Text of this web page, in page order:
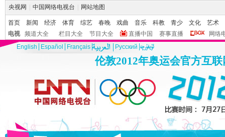
央视网 中国网络电视台 网站地图
首页 新闻 经济 体育 综艺 春晚 戏曲 音乐 科教 青少 文化
艺术
电视
频道大全 栏目大全 节目大全 直播中国 赛事直播
网络
English
Español Français Pусский
伦敦2012年奥运会官方互